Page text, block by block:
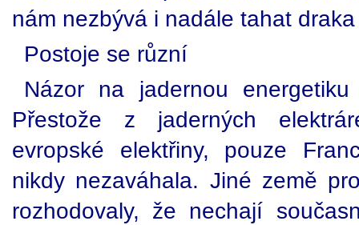
nám nezbývá i nadále tahat
Postoje se různí
Názor na jadernou
Přestože z jaderných
evropské elektřiny, pouze
nikdy nezaváhala. Jiné země
rozhodovaly, že nechají